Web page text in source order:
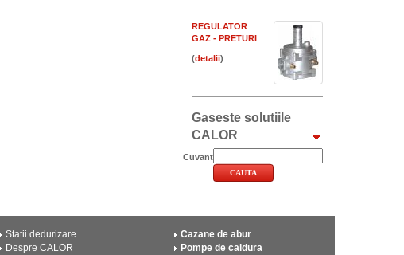
REGULATOR
GAZ - PRETURI
( )
Gaseste solutiile
CALOR
Cuvant
Statii dedurizare
Despre CALOR
Cazane de abur
Pompe de caldura